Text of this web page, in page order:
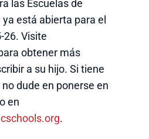
las Escuelas de
está abierta para el
26. Visite
obtener más
a su hijo. Si tiene
dude en ponerse en
en
.